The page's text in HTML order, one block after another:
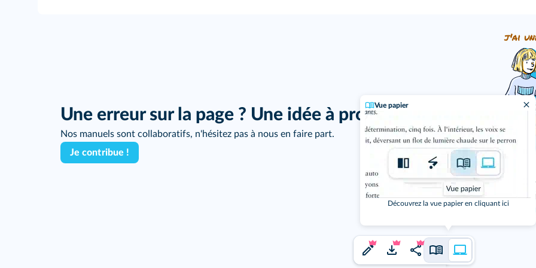
Vue papier
Découvrez la vue papier en cliquant ici
Une erreur sur la page ? Une idée à proposer ?
Nos manuels sont collaboratifs, n'hésitez pas à nous en faire part.
Je contribue !
j'ai